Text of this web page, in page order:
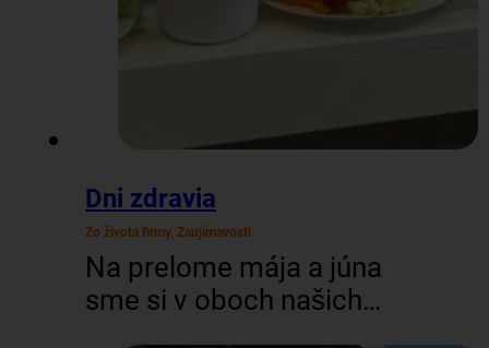
Dni zdravia
Zo života firmy, Zaujímavosti
Na prelome mája a júna
sme si v oboch našich